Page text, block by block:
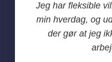
Jeg har fleksible
min hverdag, og
der gør at jeg